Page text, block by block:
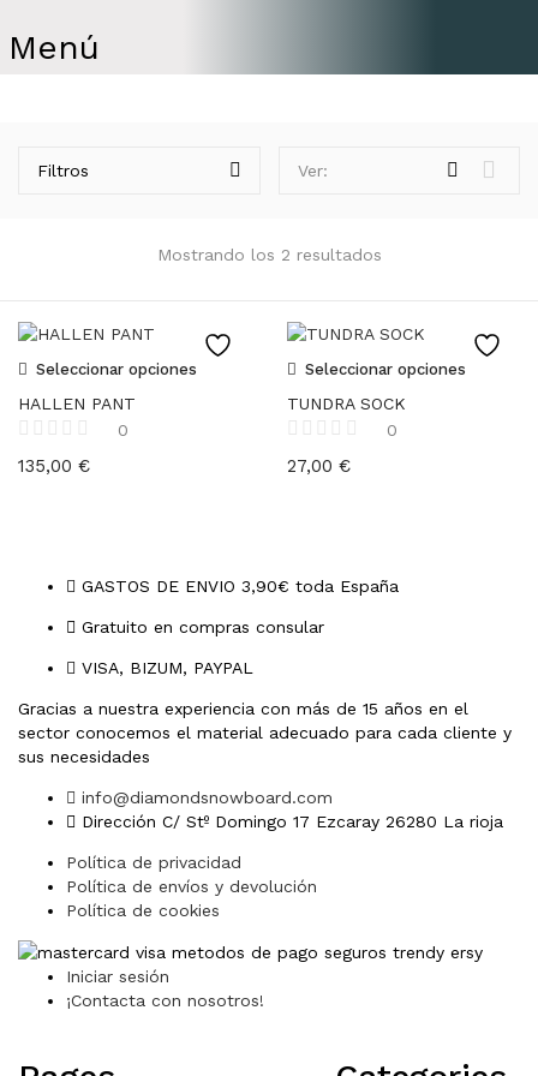
Menú
Mostrando los 2 resultados
Filtros Ver:
Seleccionar opciones
HALLEN PANT
0
135,00 €
Seleccionar opciones
TUNDRA SOCK
0
27,00 €
GASTOS DE ENVIO 3,90€ toda España
Gratuito en compras consular
VISA, BIZUM, PAYPAL
Gracias a nuestra experiencia con más de 15 años en el
sector conocemos el material adecuado para cada cliente y
sus necesidades
info@diamondsnowboard.com
Dirección C/ Stº Domingo 17 Ezcaray 26280 La rioja
Política de privacidad
Política de envíos y devolución
Política de cookies
Iniciar sesión
¡Contacta con nosotros!